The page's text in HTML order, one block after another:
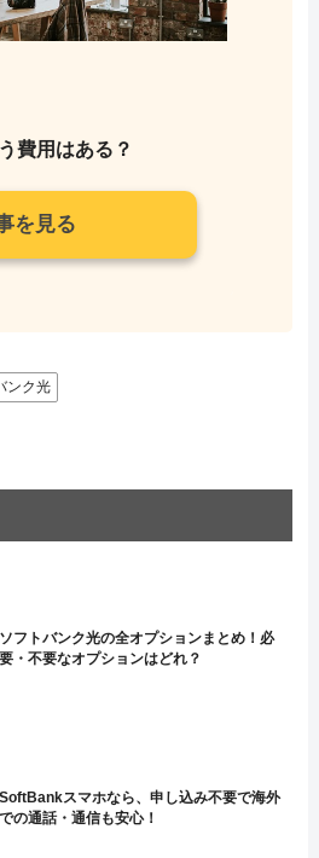
費用はある？
を見る
ンク光
ソフトバンク光の全オプションまとめ！必
要・不要なオプションはどれ？
SoftBankスマホなら、申し込み不要で海外
での通話・通信も安心！